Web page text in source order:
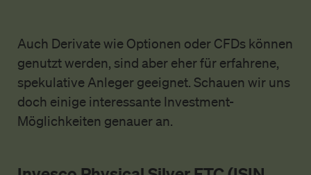
Auch Derivate wie Optionen oder CFDs können
genutzt werden, sind aber eher für erfahrene,
spekulative Anleger geeignet. Schauen wir uns
doch einige interessante Investment-
Möglichkeiten genauer an.